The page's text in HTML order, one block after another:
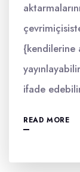
{kendilerine
ifade
READ MORE